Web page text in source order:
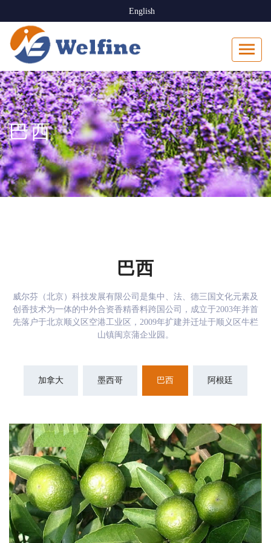
English
巴西
巴西
威尔芬（北京）科技发展有限公司是集中、法、德三国文化元素及
创香技术为一体的中外合资香精香料跨国公司，成立于2003年并首
先落户于北京顺义区空港工业区，2009年扩建并迁址于顺义区牛栏
山镇闽京蒲企业园。
加拿大 墨西哥 巴西 阿根廷